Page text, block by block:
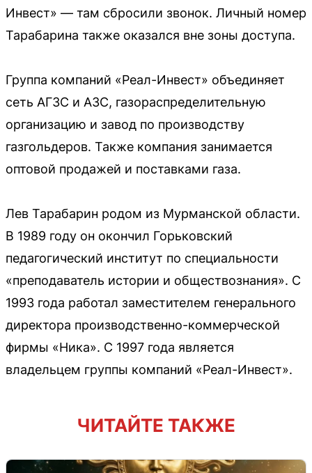
Инвест» — там сбросили звонок. Личный номер
Тарабарина также оказался вне зоны доступа.
Группа компаний «Реал-Инвест» объединяет
сеть АГЗС и АЗС, газораспределительную
организацию и завод по производству
газгольдеров. Также компания занимается
оптовой продажей и поставками газа.
Лев Тарабарин родом из Мурманской области.
В 1989 году он окончил Горьковский
педагогический институт по специальности
«преподаватель истории и обществознания». С
1993 года работал заместителем генерального
директора производственно-коммерческой
фирмы «Ника». С 1997 года является
владельцем группы компаний «Реал-Инвест».
ЧИТАЙТЕ ТАКЖЕ